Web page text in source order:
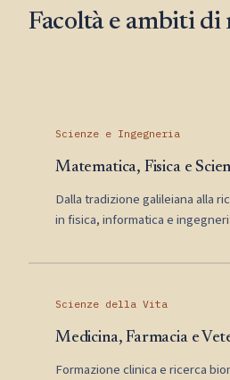
Facoltà e ambiti di
Scienze e Ingegneria
Matematica, Fisica e
Dalla tradizione galileiana alla
in fisica, informatica e
Scienze della Vita
Medicina, Farmacia e
Formazione clinica e ricerca